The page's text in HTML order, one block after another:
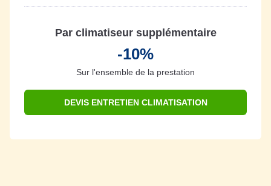
Par climatiseur supplémentaire
-10%
Sur l'ensemble de la prestation
DEVIS ENTRETIEN CLIMATISATION